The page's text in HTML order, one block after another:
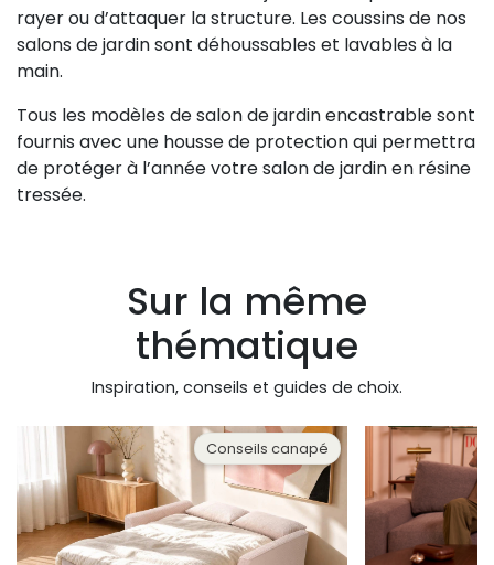
rayer ou d’attaquer la structure. Les coussins de nos
salons de jardin sont déhoussables et lavables à la
main.
Tous les modèles de salon de jardin encastrable sont
fournis avec une housse de protection qui permettra
de protéger à l’année votre salon de jardin en résine
tressée.
Sur la même
thématique
Inspiration, conseils et guides de choix.
Conseils canapé